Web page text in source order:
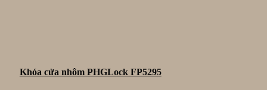
Khóa cửa nhôm PHGLock FP5295